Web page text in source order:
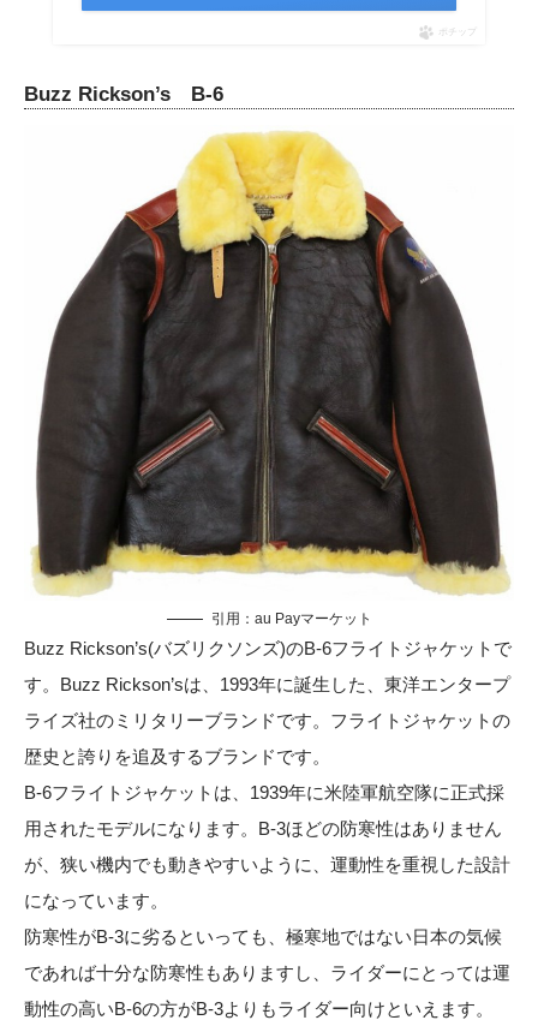
ポチップ
Buzz Rickson’s B-6
引用： au Payマーケット
Buzz Rickson’s(バズリクソンズ)のB-6フライトジャケットで
す。Buzz Rickson’sは、1993年に誕生した、東洋エンタープ
ライズ社のミリタリーブランドです。フライトジャケットの
歴史と誇りを追及するブランドです。
B-6フライトジャケットは、1939年に米陸軍航空隊に正式採
用されたモデルになります。B-3ほどの防寒性はありません
が、狭い機内でも動きやすいように、運動性を重視した設計
になっています。
防寒性がB-3に劣るといっても、極寒地ではない日本の気候
であれば十分な防寒性もありますし、ライダーにとっては運
動性の高いB-6の方がB-3よりもライダー向けといえます。